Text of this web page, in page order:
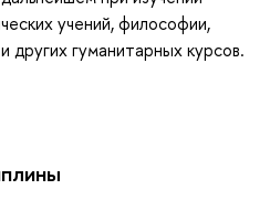
учений, философии,
других гуманитарных курсов.